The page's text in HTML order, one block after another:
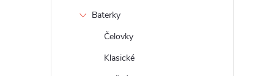
Baterky
Čelovky
Klasické